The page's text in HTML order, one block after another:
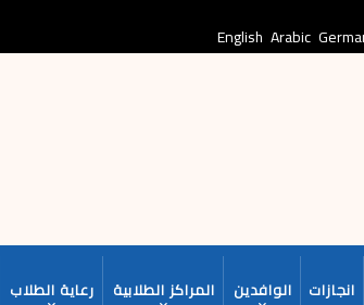
English Arabic
انجازات الوافدين المراكز الطلابية رعاية الطلاب